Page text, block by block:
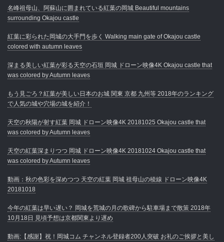
名峰祖母山、阿蘇山に囲まれている紅葉の岡城 Beautiful mountains
surrounding Okajou castle
紅葉に彩られた岡城の大手門を歩く Walking main gate of Okajou castle
colored with autumn leaves
深まる美しい紅葉が彩る天空の石垣 岡城 ドローン映像4K Okajou castle that
was colored by Autumn leaves
もう見ごろ？紅葉が美しい日本のお城 関東 京都 九州等 2018年のランキング
で人気の城や穴場の城を紹介！
天空の秋陽が射す紅葉 岡城 ドローン映像4K 20181025 Okajou castle that
was colored by Autumn leaves
天空の紅葉深まりつつ 岡城 ドローン映像4K 20181024 Okajou castle that
was colored by Autumn leaves
動画：秋の色彩を深めつつ 天空の紅葉 岡城 祖母山の稜線 ドローン映像4K
20181018
今年の紅葉は早い遅い？ 岡城を荒城の月の歌碑から駐車場まで散策 2018年
10月18日 見頃予想は京都関東より遅め
動画:【感謝】祝！岡城コム チャンネル登録者200人突破 お礼のご挨拶と美し